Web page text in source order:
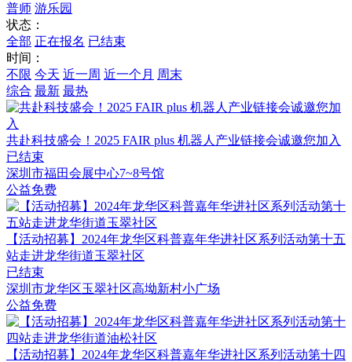
普师 游乐园
状态：
全部 正在报名 已结束
时间：
不限 今天 近一周 近一个月 周末
综合 最新 最热
共赴科技盛会！2025 FAIR plus 机器人产业链接会诚邀您加入
已结束
深圳市福田会展中心7~8号馆
公益免费
【活动招募】2024年龙华区科普嘉年华进社区系列活动第十五
站走进龙华街道玉翠社区
已结束
深圳市龙华区玉翠社区高坳新村小广场
公益免费
​【活动招募】​2024年龙华区科普嘉年华进社区系列活动第十四